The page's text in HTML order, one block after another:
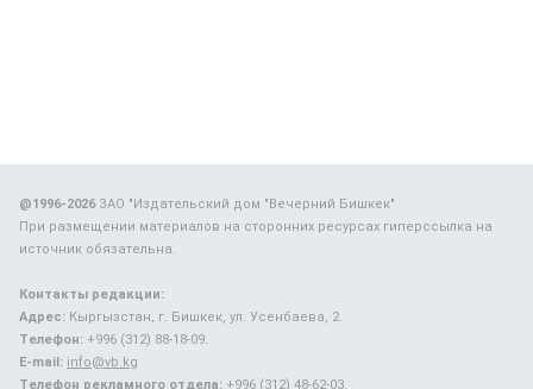
@1996-2026ЗАО "Издательский дом "Вечерний Бишкек"
При размещении материалов на сторонних ресурсах гиперссылка на
источник обязательна.
Контакты редакции:
Адрес: Кыргызстан, г. Бишкек, ул. Усенбаева, 2.
Телефон: +996 (312) 88-18-09.
E-mail: info@vb.kg
Телефон рекламного отдела: +996 (312) 48-62-03.